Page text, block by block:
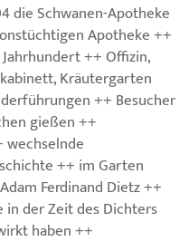
die Schwanen-Apotheke
Apotheke ++
++ Offizin,
Kräutergarten
++ Besucher
gießen ++
wechselnde
++ im Garten
Ferdinand Dietz ++
in der Zeit des Dichters
haben ++